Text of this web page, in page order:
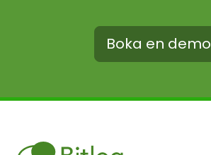
Boka en demo